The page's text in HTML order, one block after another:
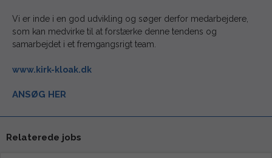
Vi er inde i en god udvikling og søger derfor medarbejdere,
som kan medvirke til at forstærke denne tendens og
samarbejdet i et fremgangsrigt team.
www.kirk-kloak.dk
ANSØG HER
Relaterede jobs